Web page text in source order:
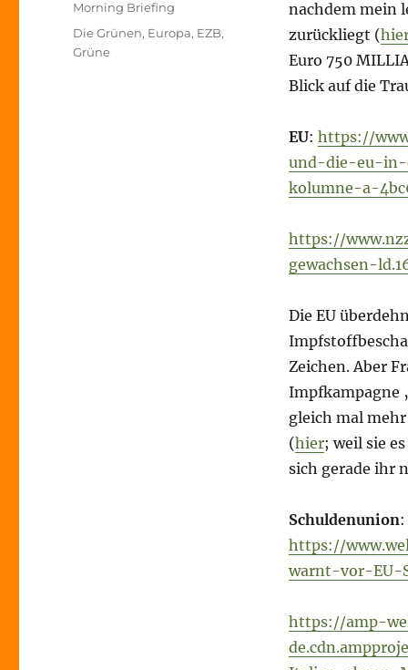
nachdem mein
zurückliegt (
Euro 750
Blick auf die
EU: https://
und-die-eu-in-
kolumne-a-
https://
gewachsen-
Die EU
Zeichen. Aber
Impfkampagne
gleich mal
(hier; weil sie
sich gerade ihr
Schuldenunion:
https://
warnt-vor-EU-
https://amp-
Kategorien
Morning Briefing
Schlagwörter
Die Grünen, Europa, EZB,
Grüne